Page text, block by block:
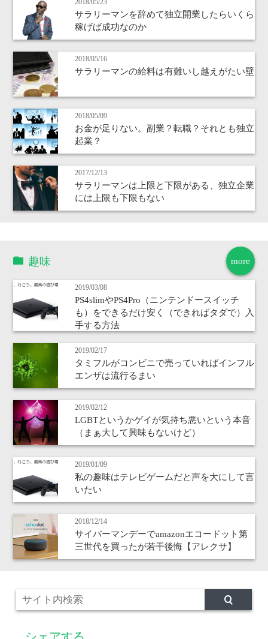
2018/05/23
サラリーマンを辞めて独立開業したらいくら
稼げば成功なのか
2018/05/16
サラリーマンの給料は有難いし越えがたい壁
2018/05/09
お金が足りない。副業？転職？それとも独立
起業？
2017/12/13
サラリーマンは上限と下限がある、独立企業
には上限も下限もない
more
趣味
2019/03/08
PS4slimやPS4Pro（ニンテンドースイッチ
も）をできるだけ安く（できればタダで）入
手する方法
2019/02/17
タミフルがコンビニで売っていればインフル
エンザは流行るまい
2019/02/12
LGBTというかゲイが気持ち悪いという本音
（まぁ大して興味もないけど）
2019/01/09
私の趣味はテレビゲームだと声を大にして言
いたい
2018/12/14
サイバーマンデーでamazonエコードット第
三世代を買ったが若干後悔【アレクサ】